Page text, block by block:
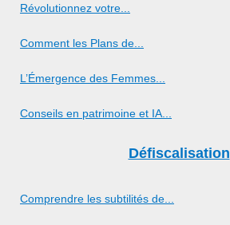
Révolutionnez votre...
Comment les Plans de...
L’Émergence des Femmes...
Conseils en patrimoine et IA...
Défiscalisation
Comprendre les subtilités de...